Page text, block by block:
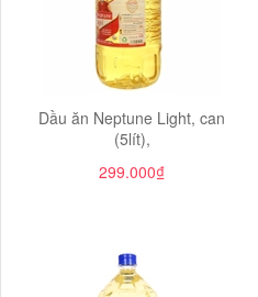
Dầu ăn Neptune Light, can
(5lít),
299.000₫